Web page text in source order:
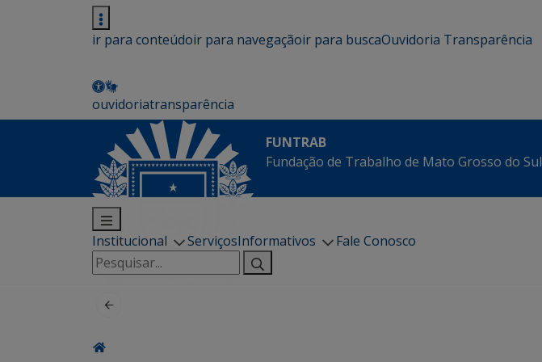
ir para conteúdoir para navegaçãoir para buscaOuvidoria Transparência
ouvidoriatransparência
FUNTRAB
Fundação de Trabalho de Mato Grosso do Sul
Institucional ServiçosInformativos
Fale Conosco
Pesquisar
por: